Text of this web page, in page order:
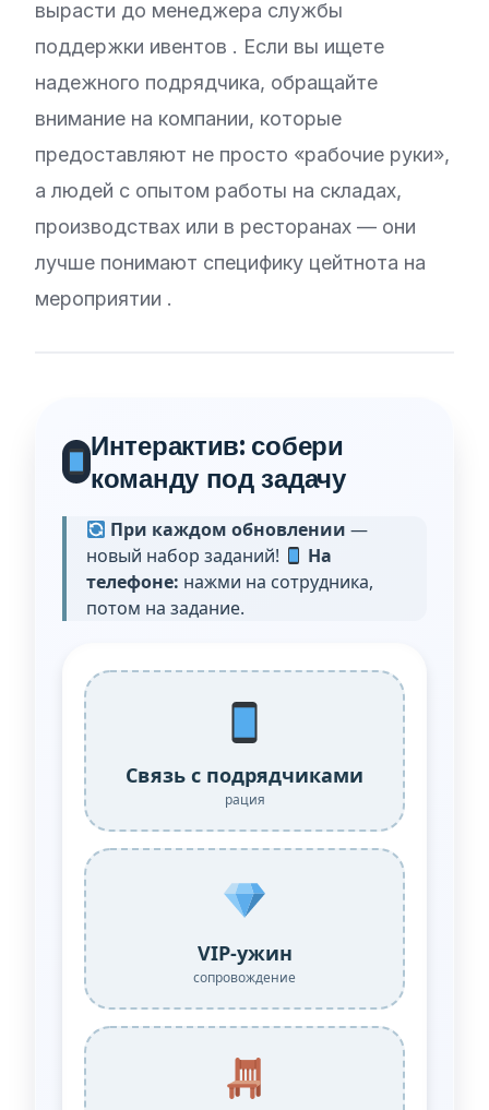
вырасти до менеджера службы
поддержки ивентов . Если вы ищете
надежного подрядчика, обращайте
внимание на компании, которые
предоставляют не просто «рабочие руки»,
а людей с опытом работы на складах,
производствах или в ресторанах — они
лучше понимают специфику цейтнота на
мероприятии .
Интерактив: собери
команду под задачу
При каждом обновлении —
новый набор заданий!
На
телефоне: нажми на сотрудника,
потом на задание.
Связь с подрядчиками
рация
VIP-ужин
сопровождение